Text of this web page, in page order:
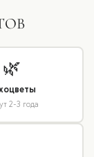
🌿
2-3 года